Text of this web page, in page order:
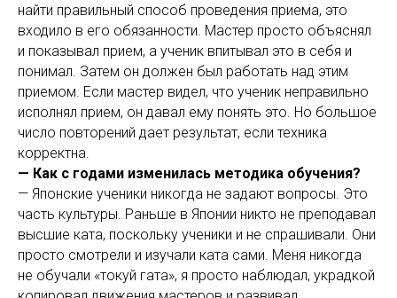
найти правильный способ проведения приема, это
входило в его обязанности. Мастер просто объяснял
и показывал прием, а ученик впитывал это в себя и
понимал. Затем он должен был работать над этим
приемом. Если мастер видел, что ученик неправильно
исполнял прием, он давал ему понять это. Но большое
число повторений дает результат, если техника
корректна.
— Как с годами изменилась методика обучения?
— Японские ученики никогда не задают вопросы. Это
часть культуры. Раньше в Японии никто не преподавал
высшие ката, поскольку ученики и не спрашивали. Они
просто смотрели и изучали ката сами. Меня никогда
не обучали «токуй гата», я просто наблюдал, украдкой